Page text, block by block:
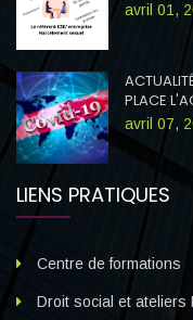
avril 01,
PLACE
avril 07,
LIENS PRATIQUES
Centre de formations
Droit social et ateliers